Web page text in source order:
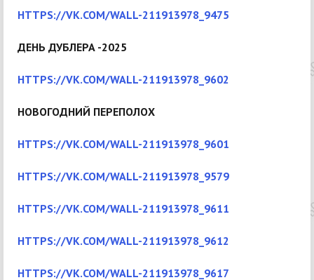
HTTPS://VK.COM/WALL-211913978_9475
ДЕНЬ ДУБЛЕРА -2025
HTTPS://VK.COM/WALL-211913978_9602
НОВОГОДНИЙ ПЕРЕПОЛОХ
HTTPS://VK.COM/WALL-211913978_9601
HTTPS://VK.COM/WALL-211913978_9579
HTTPS://VK.COM/WALL-211913978_9611
HTTPS://VK.COM/WALL-211913978_9612
HTTPS://VK.COM/WALL-211913978_9617